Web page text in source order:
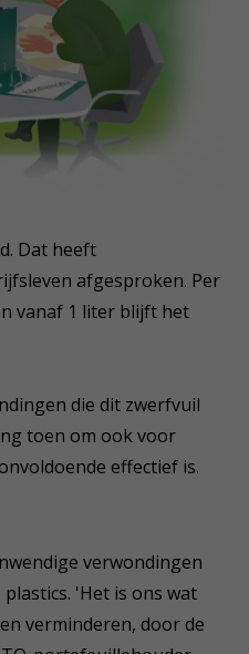
Dat heeft
afgesproken. Per
vanaf 1 liter blijft het
die dit zwerfvuil
toen om ook voor
effectief is.
verwondingen
'Het is ons wat
verminderen, door de